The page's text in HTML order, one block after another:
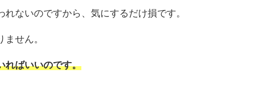
ないのですから、気にするだけ損です。
せん。
ればいいのです。